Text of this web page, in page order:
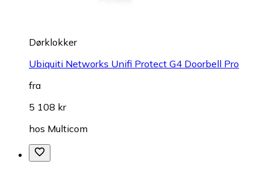
Dørklokker
Ubiquiti Networks Unifi Protect G4 Doorbell Pro
fra
5 108 kr
hos Multicom